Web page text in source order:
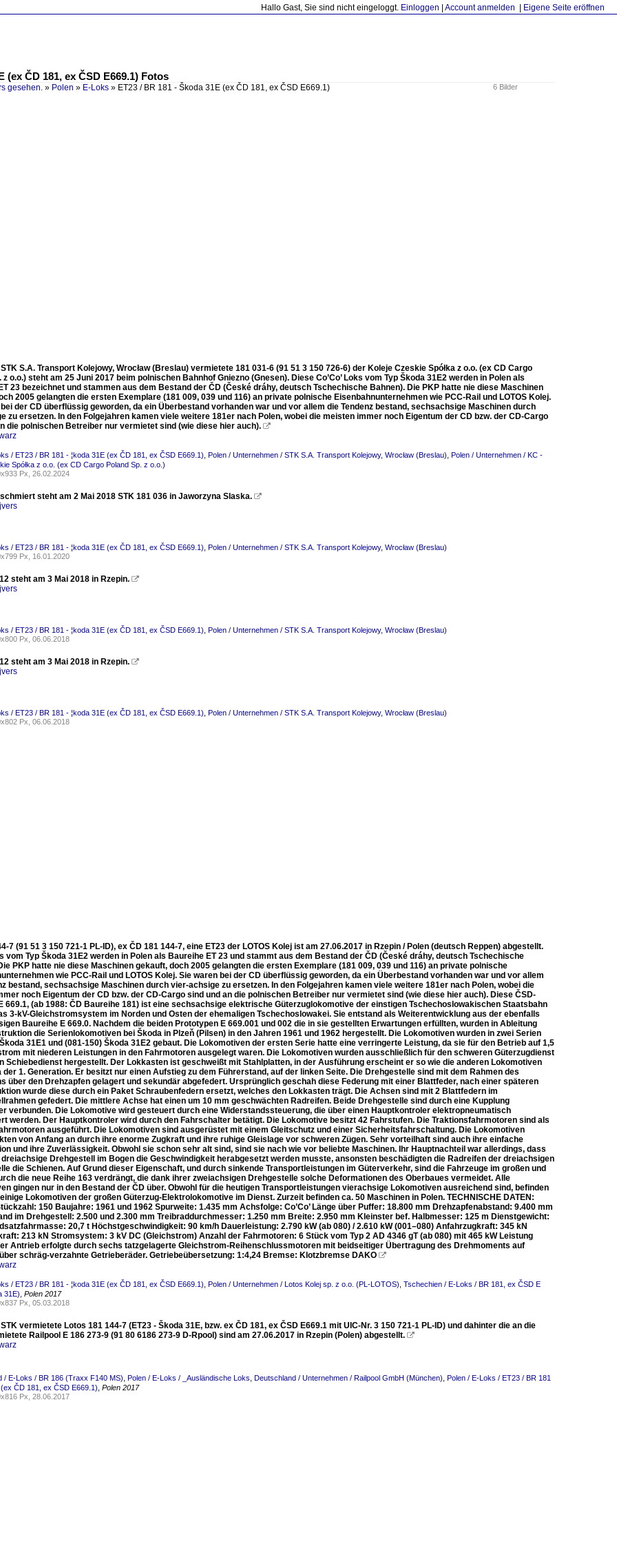
Hallo Gast, Sie sind nicht eingeloggt. Einloggen Account anmelden Eigene Seite eröffnen
(ex ČD 181, ex ČSD E669.1) Fotos
6 Bilder
gesehen. » Polen » E-Loks » ET23 / BR 181 - Škoda 31E (ex ČD 181, ex ČSD E669.1)
S.A. Transport Kolejowy, Wrocław (Breslau) vermietete 181 031-6 (91 51 3 150 726-6) der Koleje Czeskie Spółka z o.o. (ex CD Cargo
z o.o.) steht am 25 Juni 2017 beim polnischen Bahnhof Gniezno (Gnesen). Diese Co’Co’ Loks vom Typ Škoda 31E2 werden in Polen als
23 bezeichnet und stammen aus dem Bestand der ČD (České dráhy, deutsch Tschechische Bahnen). Die PKP hatte nie diese Maschinen
2005 gelangten die ersten Exemplare (181 009, 039 und 116) an private polnische Eisenbahnunternehmen wie PCC-Rail und LOTOS Kolej.
der CD überflüssig geworden, da ein Überbestand vorhanden war und vor allem die Tendenz bestand, sechsachsige Maschinen durch
zu ersetzen. In den Folgejahren kamen viele weitere 181er nach Polen, wobei die meisten immer noch Eigentum der CD bzw. der CD-Cargo
die polnischen Betreiber nur vermietet sind (wie diese hier auch). 
/ ET23 / BR 181 - ¦koda 31E (ex ČD 181, ex ČSD E669.1) Polen / Unternehmen / STK S.A. Transport Kolejowy, Wrocław (Breslau) Polen / Unternehmen / KC -
Spółka z o.o. (ex CD Cargo Poland Sp. z o.o.)
Px, 26.02.2024
steht am 2 Mai 2018 STK 181 036 in Jaworzyna Slaska. 
/ ET23 / BR 181 - ¦koda 31E (ex ČD 181, ex ČSD E669.1) Polen / Unternehmen / STK S.A. Transport Kolejowy, Wrocław (Breslau)
Px, 16.01.2020
steht am 3 Mai 2018 in Rzepin. 
/ ET23 / BR 181 - ¦koda 31E (ex ČD 181, ex ČSD E669.1) Polen / Unternehmen / STK S.A. Transport Kolejowy, Wrocław (Breslau)
Px, 06.06.2018
steht am 3 Mai 2018 in Rzepin. 
/ ET23 / BR 181 - ¦koda 31E (ex ČD 181, ex ČSD E669.1) Polen / Unternehmen / STK S.A. Transport Kolejowy, Wrocław (Breslau)
Px, 06.06.2018
7 (91 51 3 150 721-1 PL-ID), ex ČD 181 144-7, eine ET23 der LOTOS Kolej ist am 27.06.2017 in Rzepin / Polen (deutsch Reppen) abgestellt.
vom Typ Škoda 31E2 werden in Polen als Baureihe ET 23 und stammt aus dem Bestand der ČD (České dráhy, deutsch Tschechische
PKP hatte nie diese Maschinen gekauft, doch 2005 gelangten die ersten Exemplare (181 009, 039 und 116) an private polnische
wie PCC-Rail und LOTOS Kolej. Sie waren bei der CD überflüssig geworden, da ein Überbestand vorhanden war und vor allem
bestand, sechsachsige Maschinen durch vier-achsige zu ersetzen. In den Folgejahren kamen viele weitere 181er nach Polen, wobei die
noch Eigentum der CD bzw. der CD-Cargo sind und an die polnischen Betreiber nur vermietet sind (wie diese hier auch). Diese ČSD-
669.1, (ab 1988: ČD Baureihe 181) ist eine sechsachsige elektrische Güterzuglokomotive der einstigen Tschechoslowakischen Staatsbahn
3-kV-Gleichstromsystem im Norden und Osten der ehemaligen Tschechoslowakei. Sie entstand als Weiterentwicklung aus der ebenfalls
Baureihe E 669.0. Nachdem die beiden Prototypen E 669.001 und 002 die in sie gestellten Erwartungen erfüllten, wurden in Ableitung
die Serienlokomotiven bei Škoda in Plzeň (Pilsen) in den Jahren 1961 und 1962 hergestellt. Die Lokomotiven wurden in zwei Serien
31E1 und (081-150) Škoda 31E2 gebaut. Die Lokomotiven der ersten Serie hatte eine verringerte Leistung, da sie für den Betrieb auf 1,5
mit niederen Leistungen in den Fahrmotoren ausgelegt waren. Die Lokomotiven wurden ausschließlich für den schweren Güterzugdienst
Schiebedienst hergestellt. Der Lokkasten ist geschweißt mit Stahlplatten, in der Ausführung erscheint er so wie die anderen Lokomotiven
der 1. Generation. Er besitzt nur einen Aufstieg zu dem Führerstand, auf der linken Seite. Die Drehgestelle sind mit dem Rahmen des
über den Drehzapfen gelagert und sekundär abgefedert. Ursprünglich geschah diese Federung mit einer Blattfeder, nach einer späteren
wurde diese durch ein Paket Schraubenfedern ersetzt, welches den Lokkasten trägt. Die Achsen sind mit 2 Blattfedern im
gefedert. Die mittlere Achse hat einen um 10 mm geschwächten Radreifen. Beide Drehgestelle sind durch eine Kupplung
verbunden. Die Lokomotive wird gesteuert durch eine Widerstandssteuerung, die über einen Hauptkontroler elektropneumatisch
werden. Der Hauptkontroler wird durch den Fahrschalter betätigt. Die Lokomotive besitzt 42 Fahrstufen. Die Traktionsfahrmotoren sind als
ausgeführt. Die Lokomotiven sind ausgerüstet mit einem Gleitschutz und einer Sicherheitsfahrschaltung. Die Lokomotiven
von Anfang an durch ihre enorme Zugkraft und ihre ruhige Gleislage vor schweren Zügen. Sehr vorteilhaft sind auch ihre einfache
und ihre Zuverlässigkeit. Obwohl sie schon sehr alt sind, sind sie nach wie vor beliebte Maschinen. Ihr Hauptnachteil war allerdings, dass
Drehgestell im Bogen die Geschwindigkeit herabgesetzt werden musste, ansonsten beschädigten die Radreifen der dreiachsigen
die Schienen. Auf Grund dieser Eigenschaft, und durch sinkende Transportleistungen im Güterverkehr, sind die Fahrzeuge im großen und
die neue Reihe 163 verdrängt, die dank ihrer zweiachsigen Drehgestelle solche Deformationen des Oberbaues vermeidet. Alle
gingen nur in den Bestand der ČD über. Obwohl für die heutigen Transportleistungen vierachsige Lokomotiven ausreichend sind, befinden
Lokomotiven der großen Güterzug-Elektrolokomotive im Dienst. Zurzeit befinden ca. 50 Maschinen in Polen. TECHNISCHE DATEN:
150 Baujahre: 1961 und 1962 Spurweite: 1.435 mm Achsfolge: Co’Co’ Länge über Puffer: 18.800 mm Drehzapfenabstand: 9.400 mm
im Drehgestell: 2.500 und 2.300 mm Treibraddurchmesser: 1.250 mm Breite: 2.950 mm Kleinster bef. Halbmesser: 125 m Dienstgewicht:
20,7 t Höchstgeschwindigkeit: 90 km/h Dauerleistung: 2.790 kW (ab 080) / 2.610 kW (001–080) Anfahrzugkraft: 345 kN
213 kN Stromsystem: 3 kV DC (Gleichstrom) Anzahl der Fahrmotoren: 6 Stück vom Typ 2 AD 4346 gT (ab 080) mit 465 kW Leistung
Antrieb erfolgte durch sechs tatzgelagerte Gleichstrom-Reihenschlussmotoren mit beidseitiger Übertragung des Drehmoments auf
schräg-verzahnte Getrieberäder. Getriebeübersetzung: 1:4,24 Bremse: Klotzbremse DAKO 
/ ET23 / BR 181 - ¦koda 31E (ex ČD 181, ex ČSD E669.1) Polen / Unternehmen / Lotos Kolej sp. z o.o. (PL-LOTOS) Tschechien / E-Loks / BR 181, ex ČSD E
31E) Polen 2017
Px, 05.03.2018
vermietete Lotos 181 144-7 (ET23 - Škoda 31E, bzw. ex ČD 181, ex ČSD E669.1 mit UIC-Nr. 3 150 721-1 PL-ID) und dahinter die an die
Railpool E 186 273-9 (91 80 6186 273-9 D-Rpool) sind am 27.06.2017 in Rzepin (Polen) abgestellt. 
/ E-Loks / BR 186 (Traxx F140 MS) Polen / E-Loks / _Ausländische Loks Deutschland / Unternehmen / Railpool GmbH (München) Polen / E-Loks / ET23 / BR 181
(ex ČD 181, ex ČSD E669.1) Polen 2017
Px, 28.06.2017